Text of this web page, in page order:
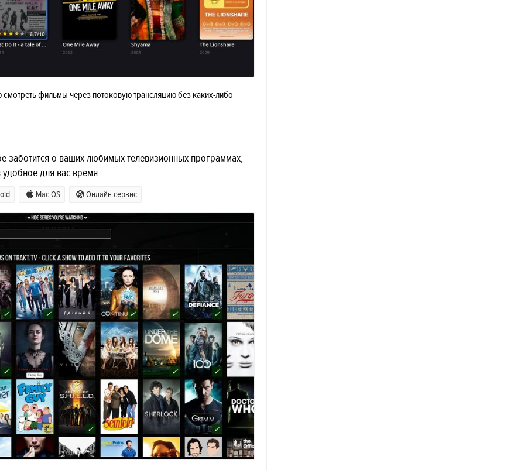
фильмы через потоковую трансляцию без каких-либо
заботится о ваших любимых телевизионных программах,
для вас время.
Mac OS Онлайн сервис